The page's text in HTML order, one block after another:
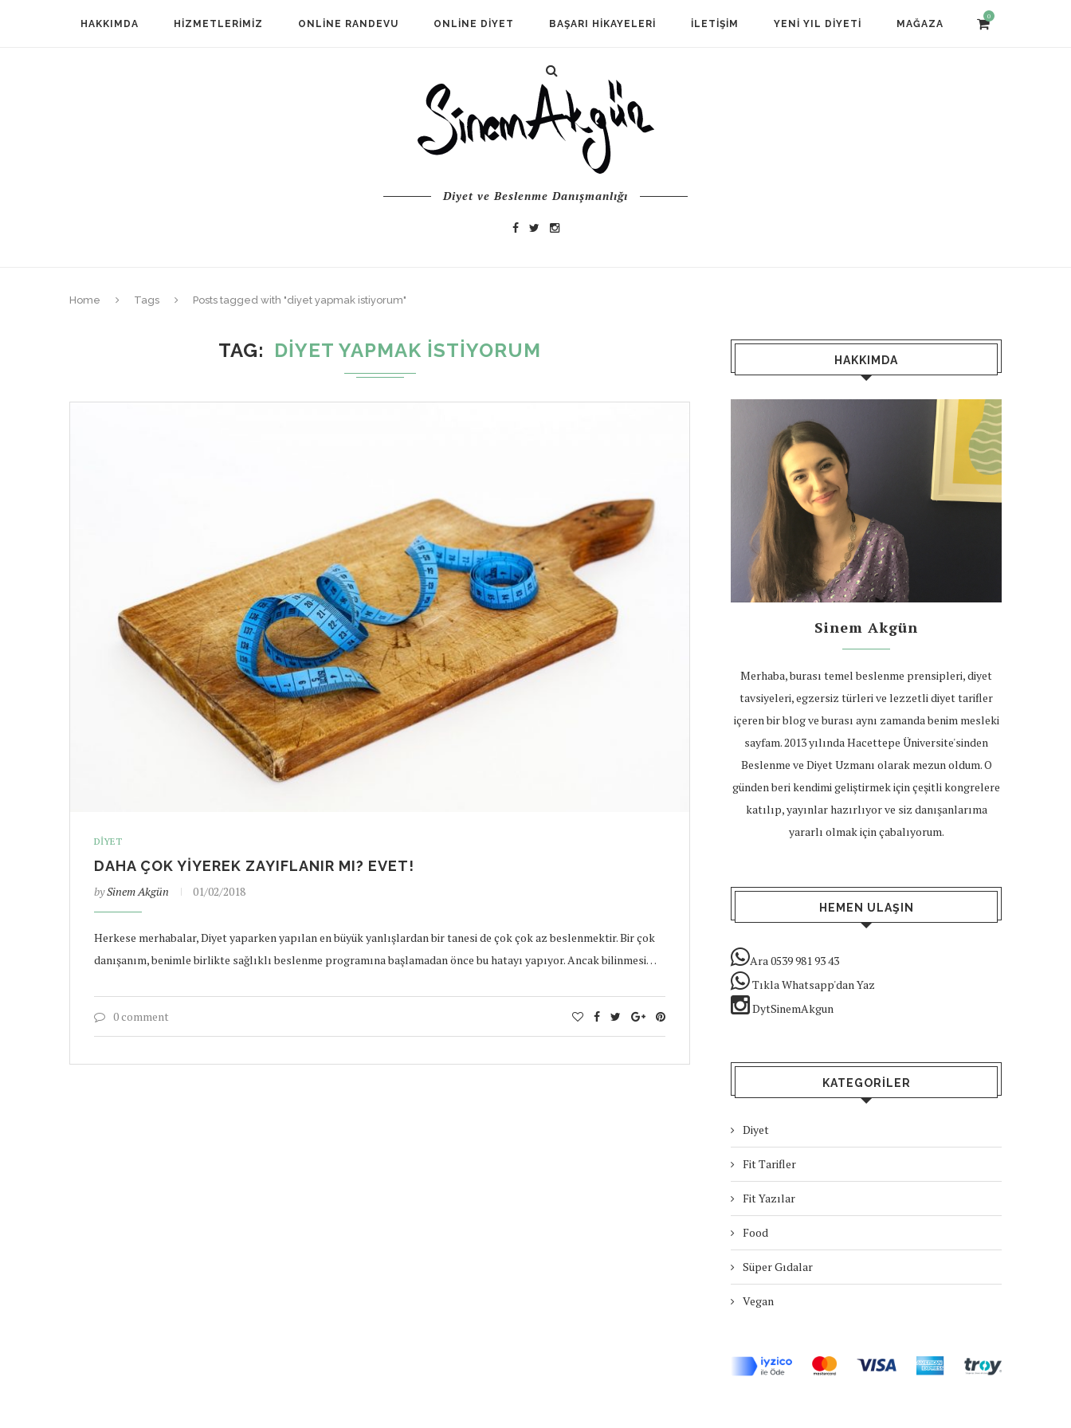
HAKKIMDA HIZMETLERIMIZ ONLINE RANDEVU ONLINE DIYET BAŞARI HIKAYELERI İLETIŞIM YENI YIL DIYETI MAĞAZA
0
Diyet ve Beslenme Danışmanlığı
Home Tags Posts tagged with "diyet yapmak istiyorum"
TAG DIYET YAPMAK ISTIYORUM
DIYET
DAHA ÇOK YIYEREK ZAYIFLANIR MI? EVET!
bySinem Akgün 01/02/2018
Herkese merhabalar, Diyet yaparken yapılan en büyük yanlışlardan bir tanesi de çok çok az beslenmektir. Bir çok
danışanım, benimle birlikte sağlıklı beslenme programına başlamadan önce bu hatayı yapıyor. Ancak bilinmesi…
0 comment
HAKKIMDA
Sinem Akgün
Merhaba, burası temel beslenme prensipleri, diyet
tavsiyeleri, egzersiz türleri ve lezzetli diyet tarifler
içeren bir blog ve burası aynı zamanda benim mesleki
sayfam. 2013 yılında Hacettepe Üniversite'sinden
Beslenme ve Diyet Uzmanı olarak mezun oldum. O
günden beri kendimi geliştirmek için çeşitli kongrelere
katılıp, yayınlar hazırlıyor ve siz danışanlarıma
yararlı olmak için çabalıyorum.
HEMEN ULAŞIN
Ara 0539 981 93 43
Tıkla Whatsapp'dan Yaz
DytSinemAkgun
KATEGORILER
Diyet
Fit Tarifler
Fit Yazılar
Food
Süper Gıdalar
Vegan